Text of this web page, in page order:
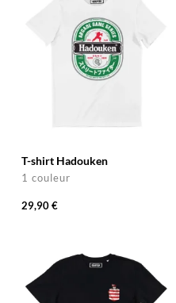
T-shirt Hadouken
1 couleur
29,90 €